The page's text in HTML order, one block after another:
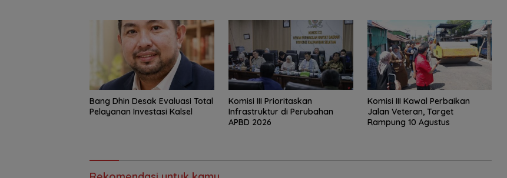
‎Bang Dhin Desak Evaluasi Total
Pelayanan Investasi Kalsel
‎Komisi III Prioritaskan
Infrastruktur di Perubahan
APBD 2026
Komisi III Kawal Perbaikan
Jalan Veteran, Target
Rampung 10 Agustus